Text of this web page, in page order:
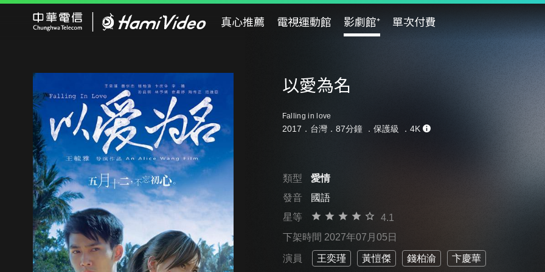
真心推薦 電視運動館 影劇館⁺ 單次付費
以愛為名
Falling in love
2017．台灣．87分鐘 ． 保護級 ．4K
類型
愛情
發音
國語
星等
4.1
下架時間 2027年07月05日
演員 王奕瑾 黃愷傑 錢柏渝 卞慶華